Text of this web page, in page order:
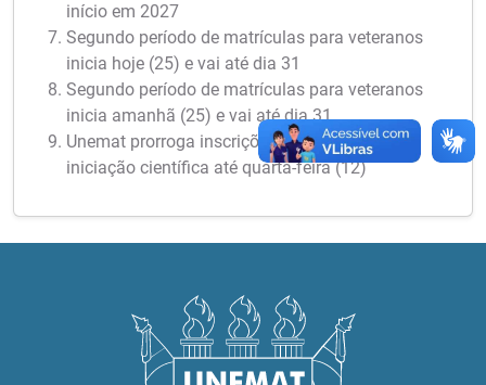
início em 2027
Segundo período de matrículas para veteranos
inicia hoje (25) e vai até dia 31
Segundo período de matrículas para veteranos
inicia amanhã (25) e vai até dia 31
Unemat prorroga inscrições para bolsas de
iniciação científica até quarta-feira (12)